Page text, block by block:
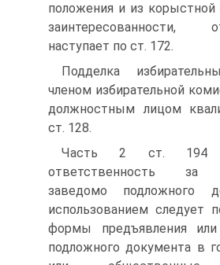
положения и из корыстной
заинтересованности,
наступает по ст. 172.
Подделка
членом избирательной
должностным лицом
ст. 128.
Часть 2 ст. 194
ответственность за
заведомо подложного
использованием следует
формы предъявления или
подложного документа в